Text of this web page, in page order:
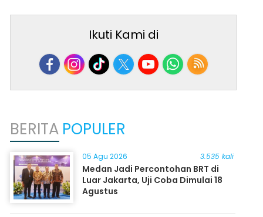
Ikuti Kami di
BERITA POPULER
05 Agu 2026 3.535 kali
Medan Jadi Percontohan BRT di
Luar Jakarta, Uji Coba Dimulai 18
Agustus